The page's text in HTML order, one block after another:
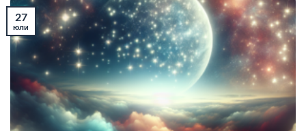
27
юли